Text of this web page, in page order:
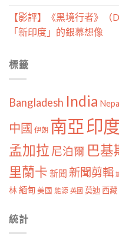
【影評】《黑境行者》（
「新印度」的銀幕想像
標籤
Bangladesh India
中國 伊朗 南亞印度
孟加拉 尼泊爾 巴基
里蘭卡 新聞 新聞剪輯
林 緬甸 美國 能源 英國 莫迪 西藏
統計